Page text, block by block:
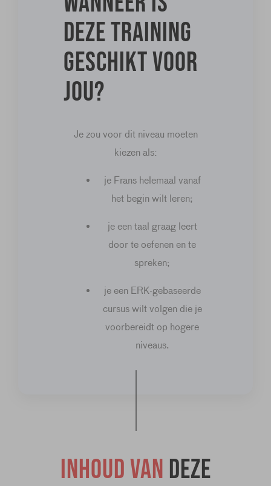
deze training
geschikt voor
jou?
Je zou voor dit niveau moeten
kiezen als:
je Frans helemaal vanaf
het begin wilt leren;
je een taal graag leert
door te oefenen en te
spreken;
je een ERK-gebaseerde
cursus wilt volgen die je
voorbereidt op hogere
niveaus.
Inhoud van deze